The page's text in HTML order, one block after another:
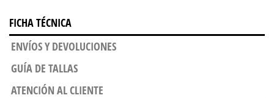
FICHA TÉCNICA
ENVÍOS Y DEVOLUCIONES
GUÍA DE TALLAS
ATENCIÓN AL CLIENTE